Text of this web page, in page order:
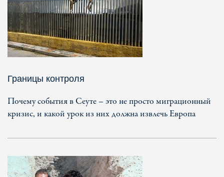
Границы контроля
Почему события в Сеуте – это не просто миграционный
кризис, и какой урок из них должна извлечь Европа